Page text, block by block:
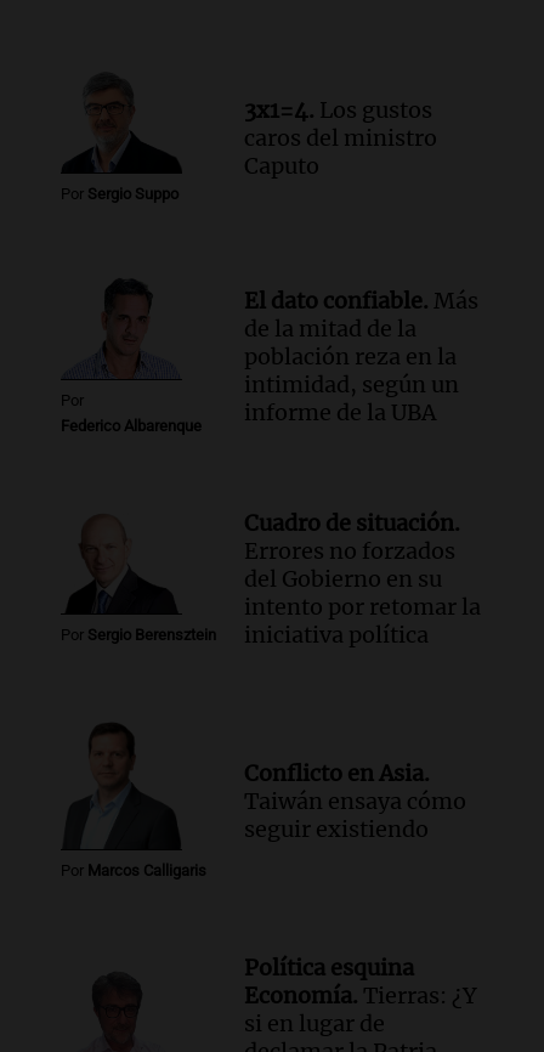
Episodios
Audio.
Chile planteó mejorar la
conectividad fronteriza, aérea y digital
con Jujuy
Panorama Federal
Por Sergio Suppo
3x1=4. Los gustos
caros del ministro
Caputo
Por
Federico Albarenque
El dato confiable. Más
de la mitad de la
población reza en la
intimidad, según un
informe de la UBA
Por Sergio Berensztein
Cuadro de situación.
Errores no forzados
del Gobierno en su
intento por retomar la
iniciativa política
Por Marcos Calligaris
Conflicto en Asia.
Taiwán ensaya cómo
seguir existiendo
Política esquina
Economía. Tierras: ¿Y
si en lugar de